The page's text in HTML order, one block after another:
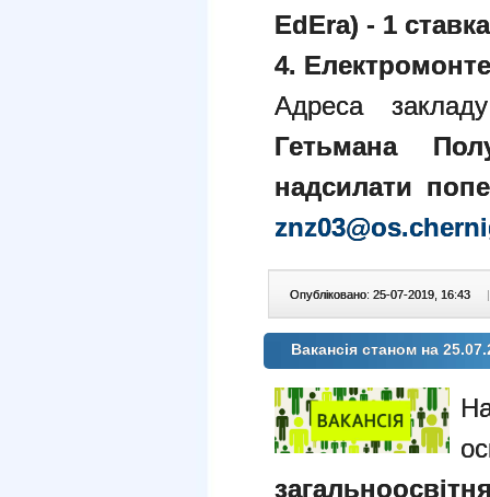
EdEra) - 1
4.
Адреса
Гетьмана
надсилати
Опубліковано: 25-07-2019, 16:43 |
Вакансія станом на